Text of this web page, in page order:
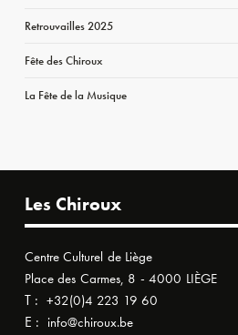
Retrouvailles 2025
Fête des Chiroux
La Fête de la Musique
Les Chiroux
Centre Culturel de Liège
Place des Carmes, 8 - 4000 LIÈGE
T : +32(0)4 223 19 60
E : info@chiroux.be